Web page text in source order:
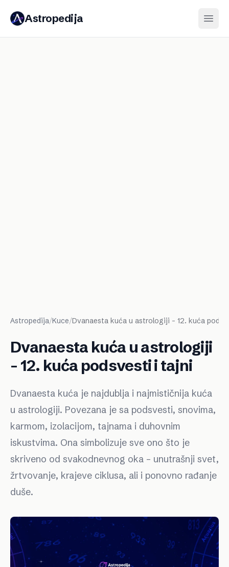
Astropedija
Astropedija/Kuce/Dvanaesta kuća u astrologiji – 12. kuća
Dvanaesta kuća u astrologiji
– 12. kuća podsvesti i tajni
Dvanaesta kuća je najdublja i najmističnija kuća
u astrologiji. Povezana je sa podsvesti, snovima,
karmom, izolacijom, tajnama i duhovnim
iskustvima. Ona simbolizuje sve ono što je
skriveno od svakodnevnog oka – unutrašnji svet,
žrtvovanje, krajeve ciklusa, ali i ponovno rađanje
duše.